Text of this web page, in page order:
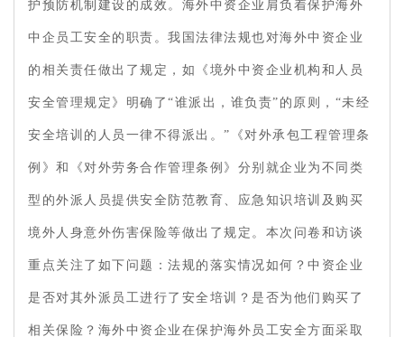
护预防机制建设的成效。海外中资企业肩负着保护海外
中企员工安全的职责。我国法律法规也对海外中资企业
的相关责任做出了规定，如《境外中资企业机构和人员
安全管理规定》明确了“谁派出，谁负责”的原则，“未经
安全培训的人员一律不得派出。”《对外承包工程管理条
例》和《对外劳务合作管理条例》分别就企业为不同类
型的外派人员提供安全防范教育、应急知识培训及购买
境外人身意外伤害保险等做出了规定。本次问卷和访谈
重点关注了如下问题：法规的落实情况如何？中资企业
是否对其外派员工进行了安全培训？是否为他们购买了
相关保险？海外中资企业在保护海外员工安全方面采取